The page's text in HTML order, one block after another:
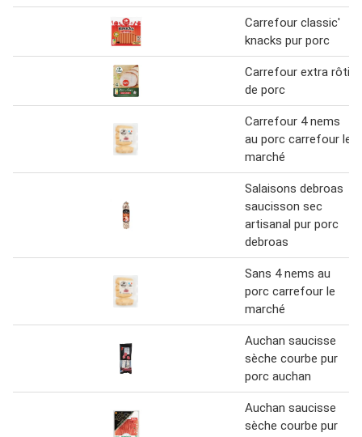
Carrefour classic'
knacks pur porc
Carrefour extra rôti
de porc
Carrefour 4 nems
au porc carrefour le
marché
Salaisons debroas
saucisson sec
artisanal pur porc
debroas
Sans 4 nems au
porc carrefour le
marché
Auchan saucisse
sèche courbe pur
porc auchan
Auchan saucisse
sèche courbe pur